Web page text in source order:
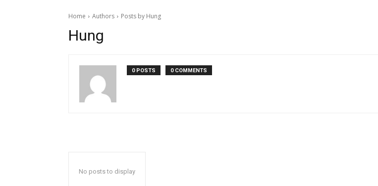
Home Authors Posts by Hung
Hung
0 POSTS 0 COMMENTS
No posts to display